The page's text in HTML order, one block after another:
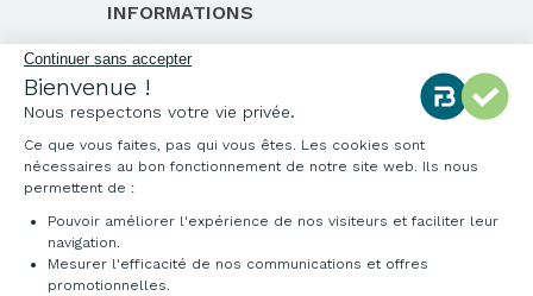
INFORMATIONS
Qui sommes-nous ?
Notre charte qualité
Environnement
Origine des produits
Livraison et installation